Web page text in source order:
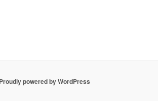
Proudly powered by WordPress